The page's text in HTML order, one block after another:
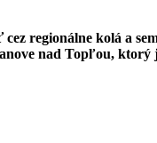
regionálne kolá a
nad Topľou, ktorý